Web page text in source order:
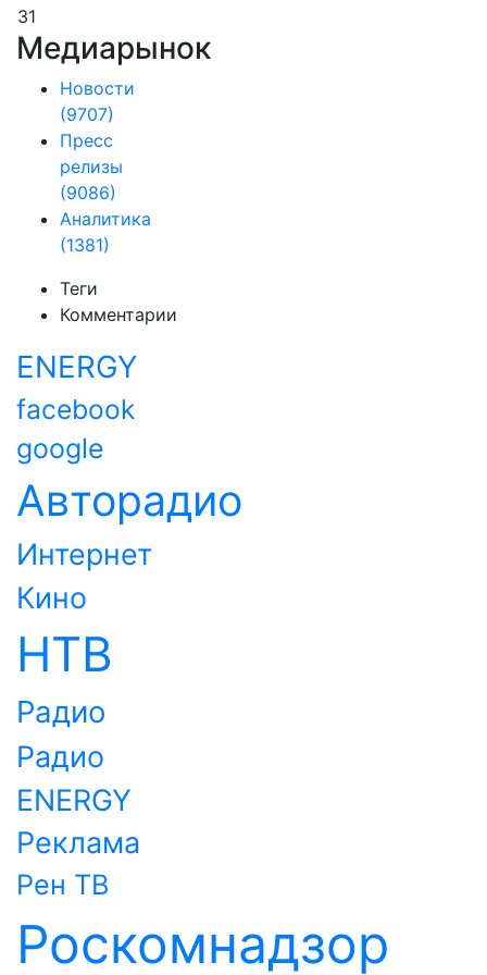
31
Медиарынок
Новости
(9707)
Пресс
релизы
(9086)
Аналитика
(1381)
Теги
Комментарии
ENERGY
facebook
google
Авторадио
Интернет
Кино
НТВ
Радио
Радио
ENERGY
Реклама
Рен ТВ
Роскомнадзор